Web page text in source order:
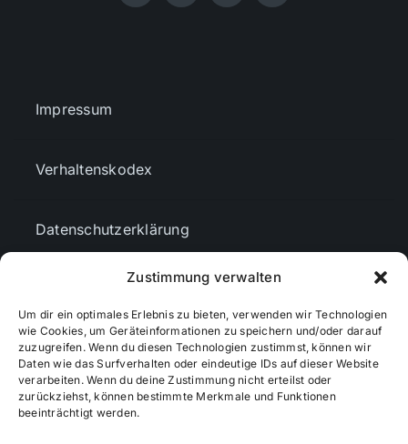
Zustimmung verwalten
Um dir ein optimales Erlebnis zu bieten, verwenden wir Technologien
wie Cookies, um Geräteinformationen zu speichern und/oder darauf
zuzugreifen. Wenn du diesen Technologien zustimmst, können wir
Daten wie das Surfverhalten oder eindeutige IDs auf dieser Website
verarbeiten. Wenn du deine Zustimmung nicht erteilst oder
zurückziehst, können bestimmte Merkmale und Funktionen
beeinträchtigt werden.
Impressum
Verhaltenskodex
Datenschutzerklärung
Cookie-Richtlinie (EU)
Mediendaten